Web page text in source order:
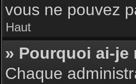
vous ne pouvez
Haut
» Pourquoi ai-je
Chaque